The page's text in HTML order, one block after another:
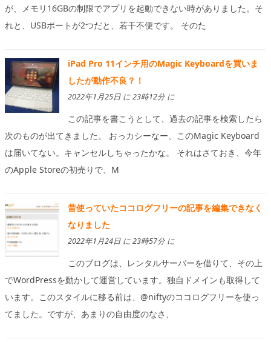
が、メモリ16GBの制限でアプリを起動できない時がありました。そ
れと、USBポートが2つだと、若干不便です。 そのた
iPad Pro 11インチ用のMagic Keyboardを買いま
したが動作不良？！
2022年1月25日 に 23時12分 に
この記事を書こうとして、過去の記事を検索したら
次のものが出てきました。 おっカシーなー、このMagic Keyboard
は届いてない。キャンセルしちゃったかな。 それはさておき、今年
のApple Storeの初売りで、M
昔使っていたココログフリーの記事を編集できなく
なりました
2022年1月24日 に 23時57分 に
このブログは、レンタルサーバーを借りて、その上
でWordPressを動かして運営しています。独自ドメインも取得して
います。このスタイルに移る前は、@niftyのココログフリーを使っ
てました。ですが、あまりの自由度のなさ、